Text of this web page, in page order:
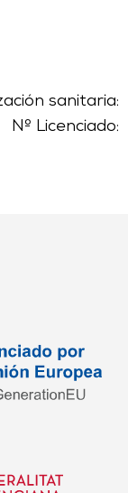
sanitaria:
Nº Licenciado: